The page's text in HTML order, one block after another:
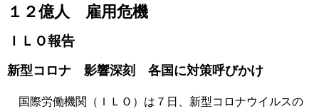
１２億人 雇用危機
ＩＬＯ報告
新型コロナ 影響深刻 各国に対策呼びかけ
国際労働機関（ＩＬＯ）は７日、新型コロナウイルスの